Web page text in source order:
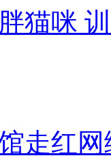
猫咪
走红网